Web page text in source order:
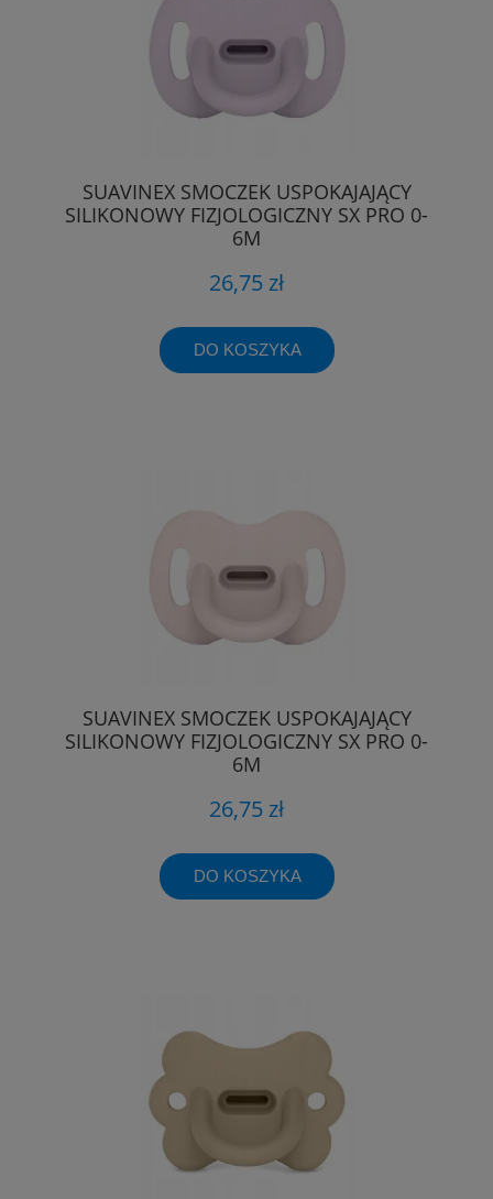
SUAVINEX SMOCZEK USPOKAJAJĄCY
SILIKONOWY FIZJOLOGICZNY SX PRO 0-
6M
26,75 zł
DO KOSZYKA
SUAVINEX SMOCZEK USPOKAJAJĄCY
SILIKONOWY FIZJOLOGICZNY SX PRO 0-
6M
26,75 zł
DO KOSZYKA